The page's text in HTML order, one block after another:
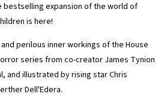
expansion of the world of
is here!
perilous inner workings of the House
series from co-creator James Tynion
and illustrated by rising star Chris
Dell'Edera.